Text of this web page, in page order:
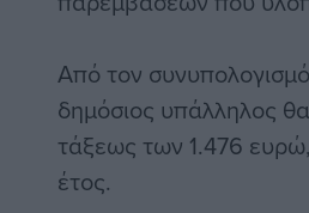
Από τον
δημόσιος υπάλληλος
τάξεως των 1.476
έτος.